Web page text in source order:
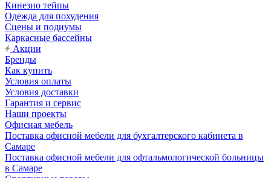
Кинезио тейпы
Одежда для похудения
Сцены и подиумы
Каркасные бассейны
Акции
Бренды
Как купить
Условия оплаты
Условия доставки
Гарантия и сервис
Наши проекты
Офисная мебель
Поставка офисной мебели для бухгалтерского кабинета в
Самаре
Поставка офисной мебели для офтальмологической больницы
в Самаре